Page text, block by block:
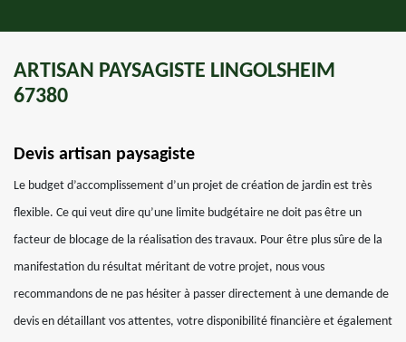
ARTISAN PAYSAGISTE LINGOLSHEIM
67380
Devis artisan paysagiste
Le budget d’accomplissement d’un projet de création de jardin est très
flexible. Ce qui veut dire qu’une limite budgétaire ne doit pas être un
facteur de blocage de la réalisation des travaux. Pour être plus sûre de la
manifestation du résultat méritant de votre projet, nous vous
recommandons de ne pas hésiter à passer directement à une demande de
devis en détaillant vos attentes, votre disponibilité financière et également